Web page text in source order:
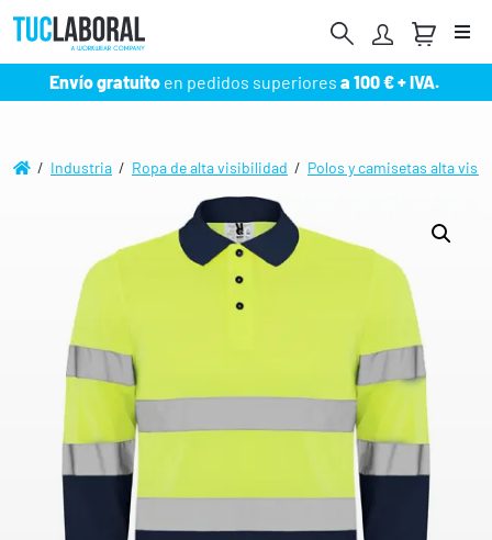
Envío gratuito en pedidos superiores a 100 € + IVA.
/ Industria / Ropa de alta visibilidad / Polos y camisetas alta